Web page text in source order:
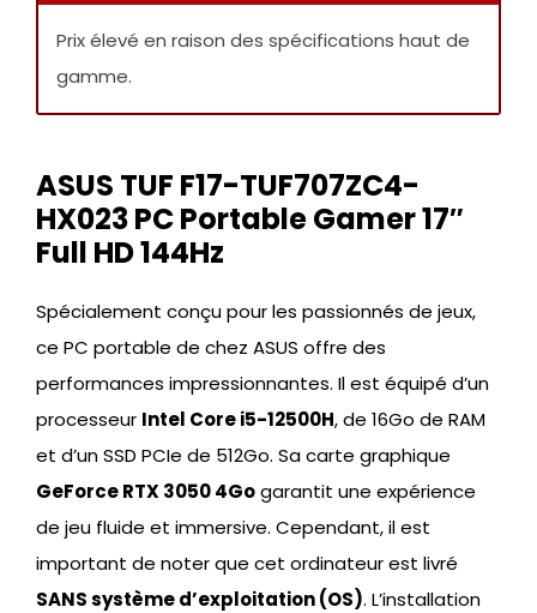
Prix élevé en raison des spécifications haut de
gamme.
ASUS TUF F17-TUF707ZC4-
HX023 PC Portable Gamer 17″
Full HD 144Hz
Spécialement conçu pour les passionnés de jeux,
ce PC portable de chez ASUS offre des
performances impressionnantes. Il est équipé d’un
processeur Intel Core i5-12500H, de 16Go de RAM
et d’un SSD PCIe de 512Go. Sa carte graphique
GeForce RTX 3050 4Gogarantit une expérience
de jeu fluide et immersive. Cependant, il est
important de noter que cet ordinateur est livré
SANS système d’exploitation (OS). L’installation